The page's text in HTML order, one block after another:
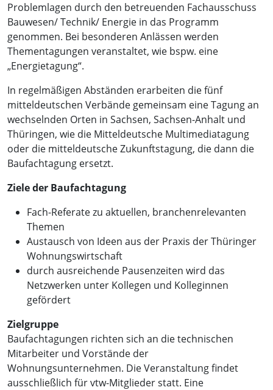
Problemlagen durch den betreuenden Fachausschuss
Bauwesen/ Technik/ Energie in das Programm
genommen. Bei besonderen Anlässen werden
Thementagungen veranstaltet, wie bspw. eine
„Energietagung“.
In regelmäßigen Abständen erarbeiten die fünf
mitteldeutschen Verbände gemeinsam eine Tagung an
wechselnden Orten in Sachsen, Sachsen-Anhalt und
Thüringen, wie die Mitteldeutsche Multimediatagung
oder die mitteldeutsche Zukunftstagung, die dann die
Baufachtagung ersetzt.
Ziele der Baufachtagung
Fach-Referate zu aktuellen, branchenrelevanten
Themen
Austausch von Ideen aus der Praxis der Thüringer
Wohnungswirtschaft
durch ausreichende Pausenzeiten wird das
Netzwerken unter Kollegen und Kolleginnen
gefördert
Zielgruppe
Baufachtagungen richten sich an die technischen
Mitarbeiter und Vorstände der
Wohnungsunternehmen. Die Veranstaltung findet
ausschließlich für vtw-Mitglieder statt. Eine